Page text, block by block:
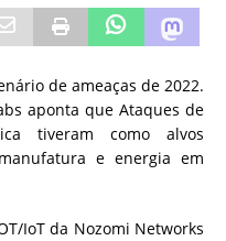
de ameaças de 2022.
aponta que Ataques de
tiveram como alvos
e energia em
IoT da Nozomi Networks